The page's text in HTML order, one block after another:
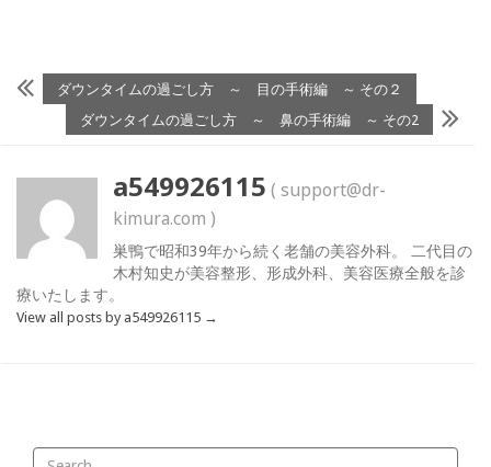
ダウンタイムの過ごし方 ～ 目の手術編 ～ その２
ダウンタイムの過ごし方 ～ 鼻の手術編 ～ その2
a549926115 ( support@dr-
kimura.com )
巣鴨で昭和39年から続く老舗の美容外科。 二代目の
木村知史が美容整形、形成外科、美容医療全般を診
療いたします。
View all posts by a549926115 →